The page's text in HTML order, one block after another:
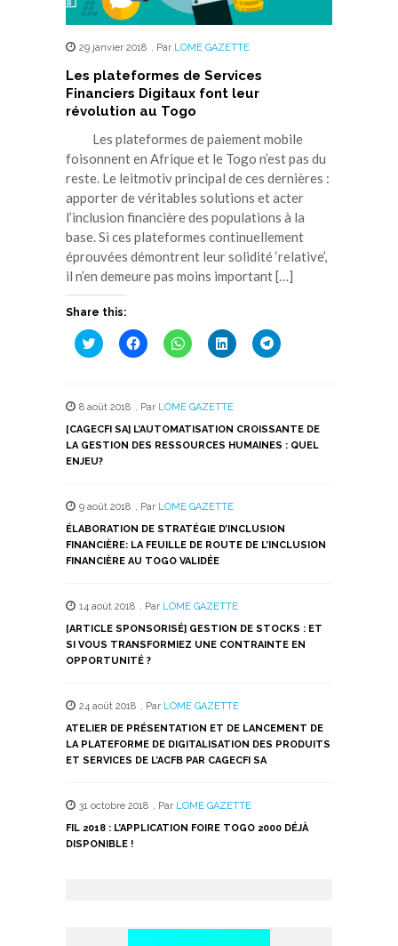
29 janvier 2018 , Par LOME GAZETTE
Les plateformes de Services
Financiers Digitaux font leur
révolution au Togo
Les plateformes de paiement mobile
foisonnent en Afrique et le Togo n’est pas du
reste. Le leitmotiv principal de ces dernières :
apporter de véritables solutions et acter
l’inclusion financière des populations à la
base. Si ces plateformes continuellement
éprouvées démontrent leur solidité ‘relative’,
il n’en demeure pas moins important […]
Share this:
Cliquez
pour
une
nouvelle
fenêtre)
Cliquez
pour
une
nouvelle
fenêtre)
Cliquez
pour
une
nouvelle
fenêtre)
Cliquez
pour
une
nouvelle
fenêtre)
Cliquez
pour
nouvelle
fenêtre)
8 août 2018 , Par LOME GAZETTE
[CAGECFI SA] L’AUTOMATISATION CROISSANTE DE
LA GESTION DES RESSOURCES HUMAINES : QUEL
ENJEU?
9 août 2018 , Par LOME GAZETTE
ÉLABORATION DE STRATÉGIE D’INCLUSION
FINANCIÈRE: LA FEUILLE DE ROUTE DE L’INCLUSION
FINANCIÈRE AU TOGO VALIDÉE
14 août 2018 , Par LOME GAZETTE
[ARTICLE SPONSORISÉ] GESTION DE STOCKS : ET
SI VOUS TRANSFORMIEZ UNE CONTRAINTE EN
OPPORTUNITÉ ?
24 août 2018 , Par LOME GAZETTE
ATELIER DE PRÉSENTATION ET DE LANCEMENT DE
LA PLATEFORME DE DIGITALISATION DES PRODUITS
ET SERVICES DE L’ACFB PAR CAGECFI SA
31 octobre 2018 , Par LOME GAZETTE
FIL 2018 : L’APPLICATION FOIRE TOGO 2000 DÉJÀ
DISPONIBLE !